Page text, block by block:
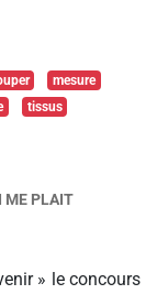
mesure
tissus
ME PLAIT
» le concours